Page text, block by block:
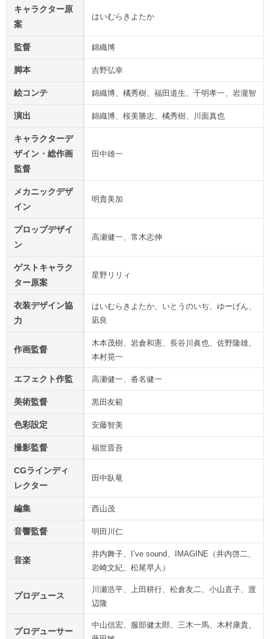
キャラクター原
案
はいむらきよたか
監督 錦織博
脚本 吉野弘幸
絵コンテ 錦織博、橘秀樹、福田道生、千明孝一、岩瀧智
演出 錦織博、桜美勝志、橘秀樹、川面真也
キャラクターデ
ザイン・総作画
監督
田中雄一
メカニックデザ
イン
明貴美加
プロップデザイ
ン
高瀬健一、常木志伸
ゲストキャラク
ター原案
星野リリィ
衣装デザイン協
力
はいむらきよたか、いとうのいぢ、ゆーげん、
凪良
作画監督
木本茂樹、岩倉和憲、長谷川眞也、佐野隆雄、
本村晃一
エフェクト作監 高瀬健一、沓名健一
美術監督 黒田友範
色彩設定 安藤智美
撮影監督 福世晋吾
CGラインディ
レクター
田中臥竜
編集 西山茂
音響監督 明田川仁
音楽
井内舞子、I’ve sound、IMAGINE（井内啓二、
岩崎文紀、松尾早人）
プロデュース
川瀬浩平、上田耕行、松倉友二、小山直子、渡
辺隆
プロデューサー
中山信宏、服部健太郎、三木一馬、木村康貴、